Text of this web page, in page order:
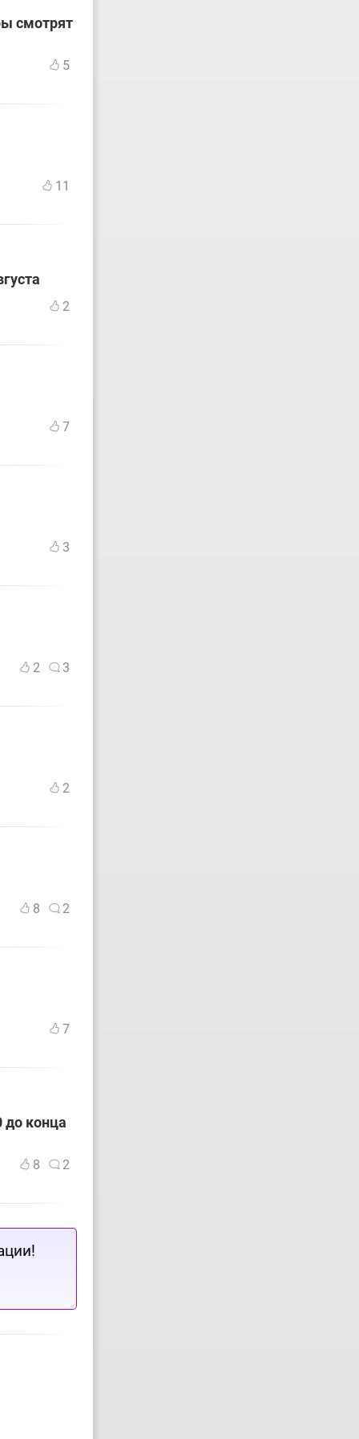
смотрят
5
11
2
7
3
2 3
2
8 2
7
конца
8 2